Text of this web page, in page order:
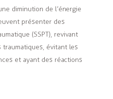
diminution de l’énergie
présenter des
(SSPT), revivant
évitant les
et ayant des réactions